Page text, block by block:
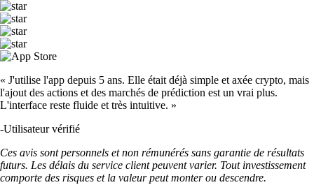
« J'utilise l'app depuis 5 ans. Elle était déjà simple et axée crypto, mais
l'ajout des actions et des marchés de prédiction est un vrai plus.
L'interface reste fluide et très intuitive. »
-Utilisateur vérifié
Ces avis sont personnels et non rémunérés sans garantie de résultats
futurs. Les délais du service client peuvent varier. Tout investissement
comporte des risques et la valeur peut monter ou descendre.